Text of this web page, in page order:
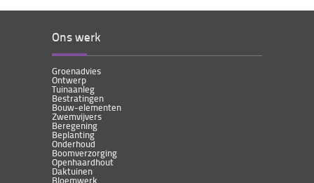
Ons werk
Groenadvies
Ontwerp
Tuinaanleg
Bestratingen
Bouw-elementen
Zwemvijvers
Beregening
Beplanting
Onderhoud
Boomverzorging
Openhaardhout
Daktuinen
Bloemwerk